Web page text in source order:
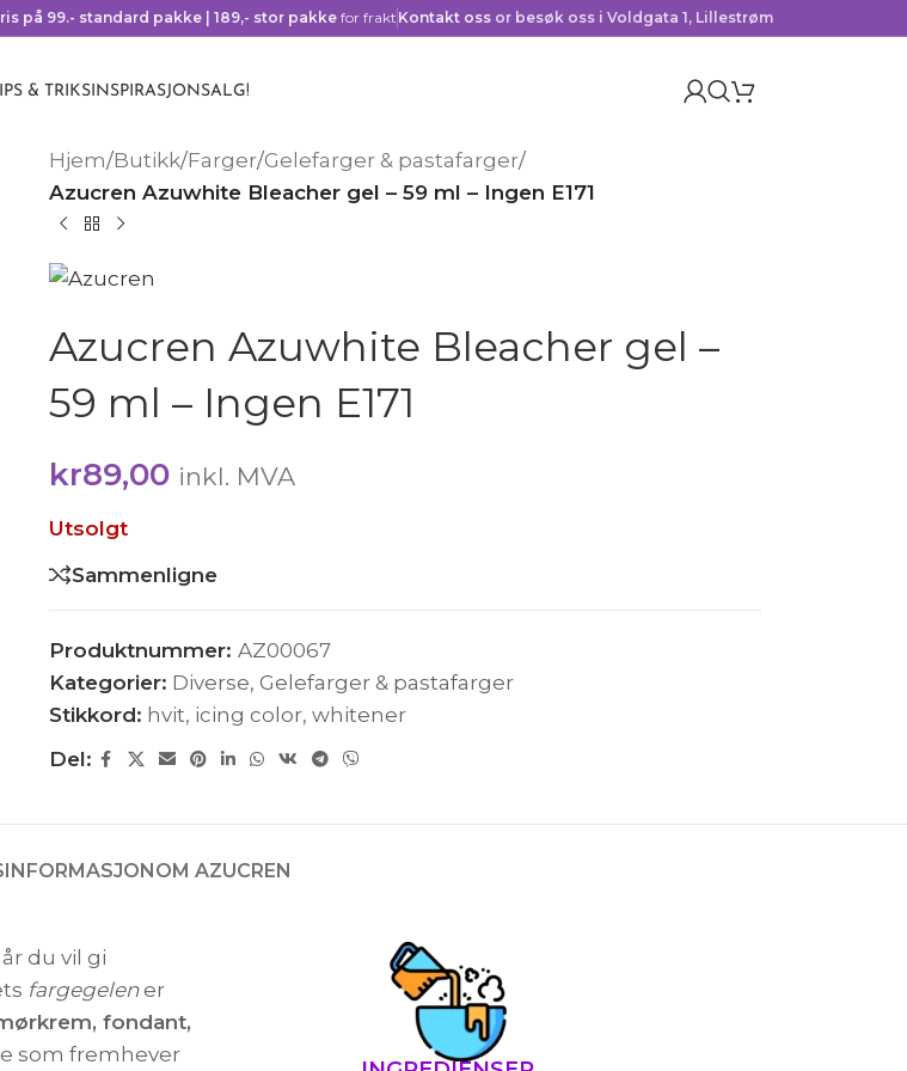
på 99.- standard pakke | 189,- stor pakkefor frakt Kontakt oss or besøk oss i Voldgata 1, Lillestrøm
& TRIKS INSPIRASJON SALG!
Hjem/Butikk/Farger/Gelefarger & pastafarger/
Azucren Azuwhite Bleacher gel – 59 ml – Ingen E171
Azucren Azuwhite Bleacher gel –
59 ml – Ingen E171
kr89,00 inkl. MVA
Utsolgt
Sammenligne
Produktnummer: AZ00067
Kategorier: Diverse, Gelefarger & pastafarger
Stikkord: hvit, icing color, whitener
Del:
OM AZUCREN
du vil gi
fargegelener
fondant,
som fremhever